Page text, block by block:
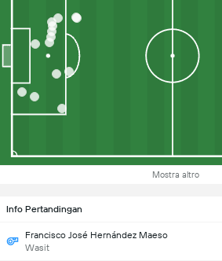
Mostra altro
Info Pertandingan
Francisco José Hernández Maeso
Wasit